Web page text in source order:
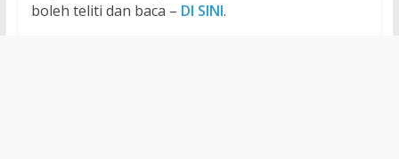
boleh teliti dan baca – DI SINI.